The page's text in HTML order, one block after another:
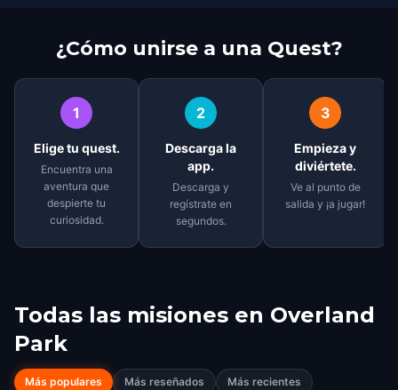
¿Cómo unirse a una Quest?
1
Elige tu quest.
Encuentra una
aventura que
despierte tu
curiosidad.
2
Descarga la
app.
Descarga y
regístrate en
segundos.
3
Empieza y
diviértete.
Ve al punto de
salida y ¡a jugar!
Todas las misiones en Overland
Park
Más populares Más reseñados
Más recientes